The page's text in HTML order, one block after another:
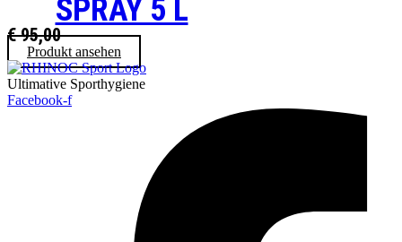
SPRAY 5 L
€95,00
Produkt ansehen
Ultimative Sporthygiene
Facebook-f